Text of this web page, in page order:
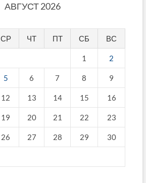
АВГУСТ 2026
СР ЧТ ПТ СБ ВС
1 2
5 6 7 8 9
12 13 14 15 16
19 20 21 22 23
26 27 28 29 30